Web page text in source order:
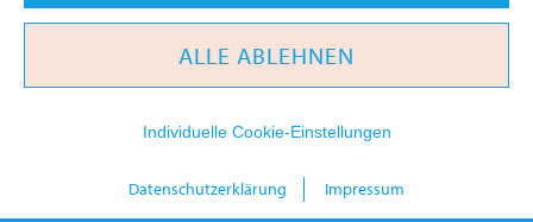
ALLE ABLEHNEN
Individuelle Cookie-Einstellungen
Datenschutzerklärung Impressum